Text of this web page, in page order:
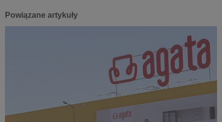
Powiązane artykuły